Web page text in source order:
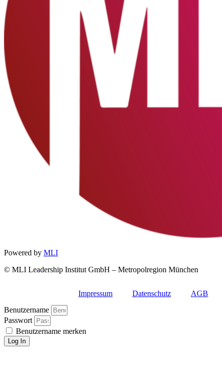
Powered by MLI
© MLI Leadership Institut GmbH – Metropolregion München
Impressum Datenschutz
AGB
Benutzername
Passwort
Benutzername merken
Log In